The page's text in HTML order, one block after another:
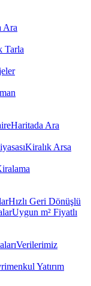
Ara
Tarla
Haritada Ara
Kiralık Arsa
Hızlı Geri Dönüşlü
Uygun m² Fiyatlı
Verilerimiz
Yatırım